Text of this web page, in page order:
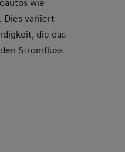
wie
Dies variiert
die das
Stromfluss